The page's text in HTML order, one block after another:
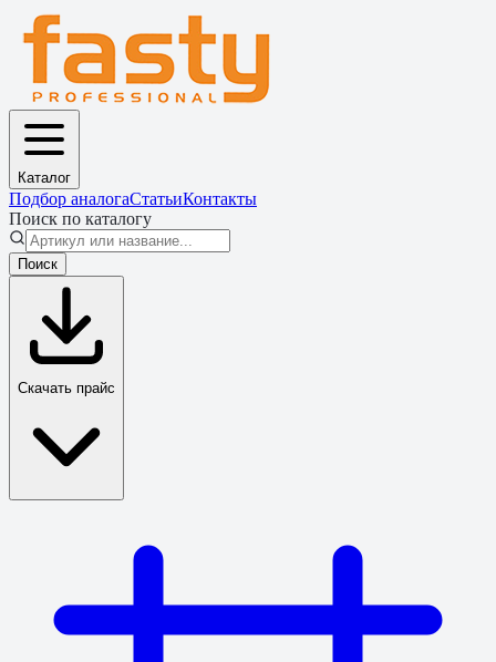
Каталог
Подбор аналогаСтатьиКонтакты
Поиск по каталогу
Поиск
Скачать прайс